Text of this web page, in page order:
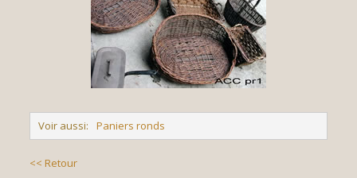
Voir aussi: Paniers ronds
<< Retour